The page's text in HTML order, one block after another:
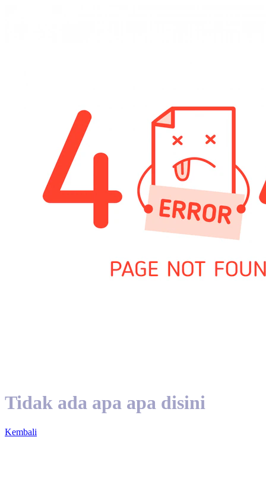
Tidak ada apa apa disini
Kembali